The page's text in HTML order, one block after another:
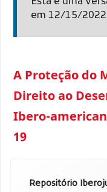
em 12/15/
A Proteção do
Direito ao
Ibero-
19
Repositório